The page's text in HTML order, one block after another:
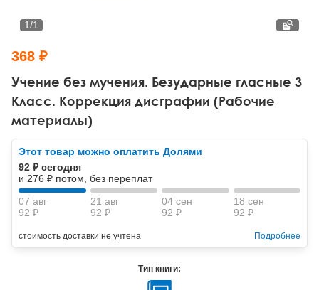
Другие направления психотерапии
Классический, эриксоновский гипноз и НЛП
НЛП
Социальная психология
Классический и юнгианский психоанализ
Учение без мучения. Безударные гласные 3
Класс. Коррекция дисграфии (Рабочие
материалы)
1/1
368 ₽
Этот товар можно оплатить Долями
92 ₽ сегодня
и 276 ₽ потом, без переплат
07 авг
92 ₽
21 авг
92 ₽
04 сен
92 ₽
18 сен
92 ₽
стоимость доставки не учтена Подробнее
Тип книги: